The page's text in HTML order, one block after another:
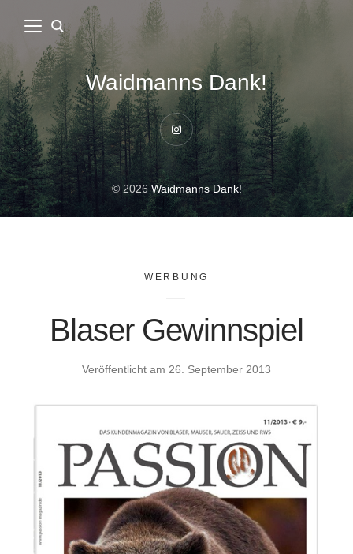
Waidmanns Dank!
Instagram
© 2026Waidmanns Dank!
WERBUNG
Blaser Gewinnspiel
Veröffentlicht am 26. September 2013